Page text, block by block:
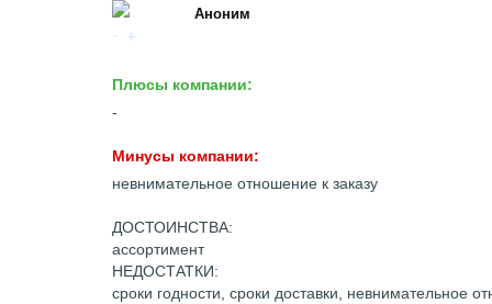
Аноним
Плюсы компании:
-
Минусы компании:
невнимательное отношение к заказу
ДОСТОИНСТВА:
ассортимент
НЕДОСТАТКИ:
сроки годности, сроки доставки, невнимательное